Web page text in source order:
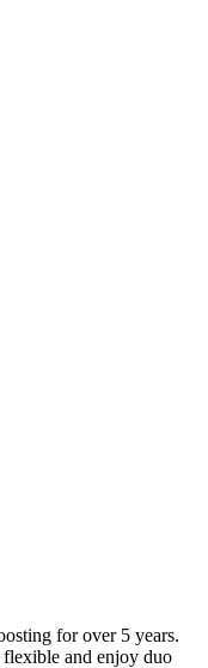
for over 5 years.
and enjoy duo